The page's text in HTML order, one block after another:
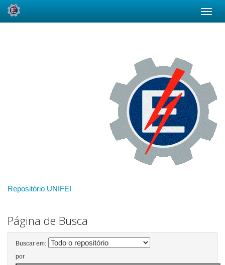
Repositório UNIFEI
Página de Busca
Buscar em:
por